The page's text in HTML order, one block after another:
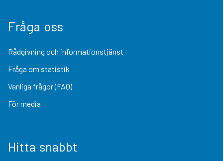
Fråga oss
Rådgivning och informationstjänst
Fråga om statistik
Vanliga frågor (FAQ)
För media
Hitta snabbt